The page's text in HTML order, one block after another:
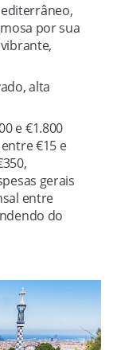
por sua
alta
e €1.800
€15 e
gerais
entre
do